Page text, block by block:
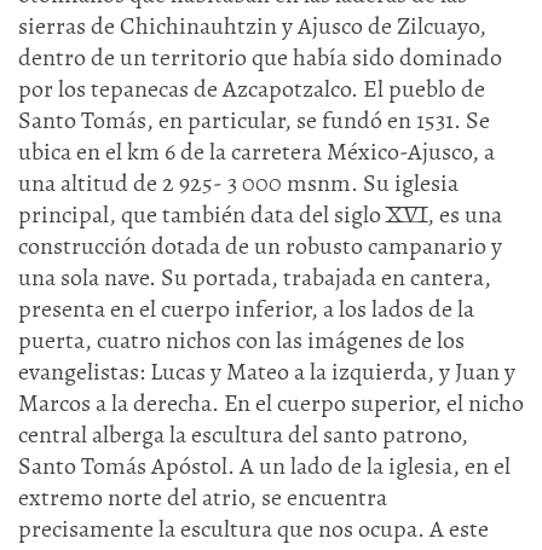
sierras de Chichinauhtzin y Ajusco de Zilcuayo,
dentro de un territorio que había sido dominado
por los tepanecas de Azcapotzalco. El pueblo de
Santo Tomás, en particular, se fundó en 1531. Se
ubica en el km 6 de la carretera México-Ajusco, a
una altitud de 2 925- 3 000 msnm. Su iglesia
principal, que también data del siglo XVI, es una
construcción dotada de un robusto campanario y
una sola nave. Su portada, trabajada en cantera,
presenta en el cuerpo inferior, a los lados de la
puerta, cuatro nichos con las imágenes de los
evangelistas: Lucas y Mateo a la izquierda, y Juan y
Marcos a la derecha. En el cuerpo superior, el nicho
central alberga la escultura del santo patrono,
Santo Tomás Apóstol. A un lado de la iglesia, en el
extremo norte del atrio, se encuentra
precisamente la escultura que nos ocupa. A este